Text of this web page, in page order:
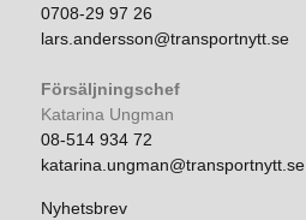
0708-29 97 26
lars.andersson@transportnytt.se
Försäljningschef
Katarina Ungman
08-514 934 72
katarina.ungman@transportnytt.se
Nyhetsbrev